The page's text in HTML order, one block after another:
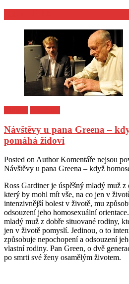
Návštěvy u pana Greena –
pomáhá židovi
Posted on Author Komentáře nejsou
Návštěvy u pana Greena – když
Ross Gardiner je úspěšný mladý muž
který by mohl mít vše, na co jen v
intenzivnější bolest v životě, mu
odsouzení jeho homosexuální
mladý muž z dobře situované rodiny,
jen v životě pomyslí. Jedinou, o to
způsobuje nepochopení a odsouzení
vlastní rodiny. Pan Green, o dvě
po smrti své ženy osamělým životem.